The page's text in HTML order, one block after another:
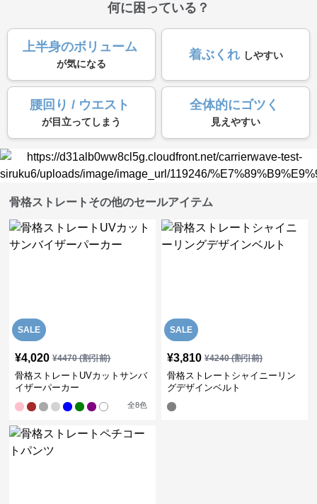
何に困っている？
上半身のボリューム
が気になる
着ぶくれ しやすい
腰回り / ウエスト
が目立ってしまう
全体的にゴツく
見えやすい
骨格ストレートその他のセールアイテム
SALE
¥4,020 ¥4470(割引前)
骨格ストレートUVカットサンバ
イザーパーカー
全8色
SALE
¥3,810 ¥4240(割引前)
骨格ストレートシャイニーリン
グデザインベルト